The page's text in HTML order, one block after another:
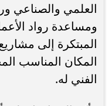
العلمي والصناعي
ومساعدة رواد
المبتكرة إلى
المكان المناسب
الفني له.